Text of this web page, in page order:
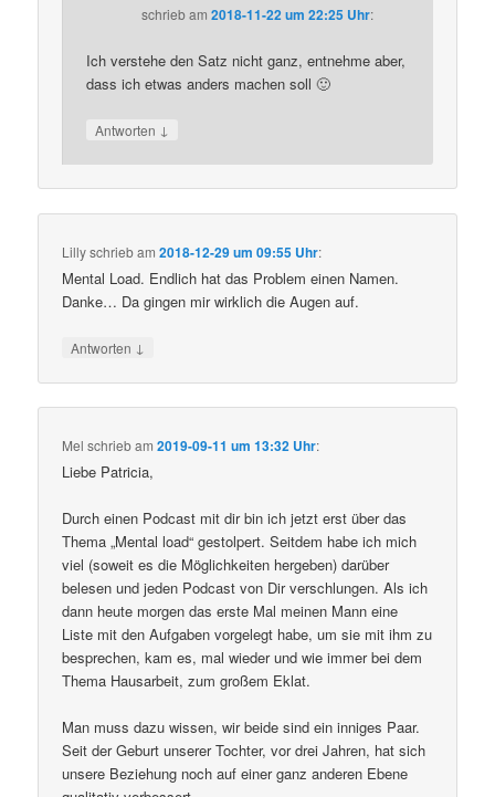
schriebam2018-11-22 um 22:25 Uhr:
Ich verstehe den Satz nicht ganz, entnehme aber,
dass ich etwas anders machen soll 🙂
Antworten ↓
Lillyschriebam2018-12-29 um 09:55 Uhr:
Mental Load. Endlich hat das Problem einen Namen.
Danke… Da gingen mir wirklich die Augen auf.
Antworten ↓
Mel schriebam2019-09-11 um 13:32 Uhr:
Liebe Patricia,
Durch einen Podcast mit dir bin ich jetzt erst über das
Thema „Mental load“ gestolpert. Seitdem habe ich mich
viel (soweit es die Möglichkeiten hergeben) darüber
belesen und jeden Podcast von Dir verschlungen. Als ich
dann heute morgen das erste Mal meinen Mann eine
Liste mit den Aufgaben vorgelegt habe, um sie mit ihm zu
besprechen, kam es, mal wieder und wie immer bei dem
Thema Hausarbeit, zum großem Eklat.
Man muss dazu wissen, wir beide sind ein inniges Paar.
Seit der Geburt unserer Tochter, vor drei Jahren, hat sich
unsere Beziehung noch auf einer ganz anderen Ebene